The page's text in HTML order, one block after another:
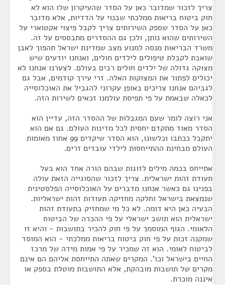
צריך לזכור שמדובר כאן על הסדר שהעיקרון שלו הוא לא
חוק ביטוח בריאות ממלכתי שבנוי על הדדיות, אלא מדובר
כאן על הסדר שספק השירותים צריך לקבל פיצוי אקטוארי על
השירותים שהוא נותן, ולכן גם ההסדרים מתבססים על זה.
משרד הבריאות מנסה למנוע מצב שמדינת ישראל תהפוך לאבן
שואבת לקבלת טיפולים לילדים חולים, ואנחנו יודעים שיש
מצוקה גדולה של ילדים חולים רבים בעולם. לצערנו אנחנו לא
יכולים לפתור את המצוקות האלה. זרי עירך קודמים, אבל גם
לגביהם אנחנו צריכים באופן עקרוני להגביל את האוכלוסייה
לכאלה שבאמת על פי תפיסת עולמנו זכאים לשירות הזה.
אני רוצה לומר שעם המגבלות של ההסדר הזה, עדיין הוא
הסדר מאוד מתקדם יחסית לכל מדינות העולם. גם אם הוא
יתקבל ככתבו וכלשונו, הוא הסדר שיקדים 99 אחוז מאומות
העולם מבחינת ההתייחסות לילדי עובדים זרים.
אתייחס בכמה מילים לזוגות שבהם הורה אחד הוא בעל
תעודת זהות ישראלית. צריך לזכור שהסוגייה הזאת עולה
בפנינו גם כאשר אנחנו מדברים על האוכלוסייה הפלסטינית
שנמצאת בישראל וחלקה מחזיקה תעודות זהות ישראליות.
הבעיה כאן היא דומה. לא כל מי שמחזיק בתעודת זהות
ישראלית הוא תושב ישראלי על פי ההכרה של הביטוח
הלאומי. הגוף המוסמך על פי חוק להכיר בתושבות - והיא זו
שמקנה זכות על פי חוק ביטוח בריאות ממלכתי - הוא המוסד
לביטוח לאומי. הוא זה שמכיר על פי אמות מידה של מרכז
החיים בישראל וכו'. המקרים שאתה התייחסת אליהם הם אינם
מקרים של תושבות מובהקת, אלא התושבות מוטלת בספק או
איננה מוכרת.